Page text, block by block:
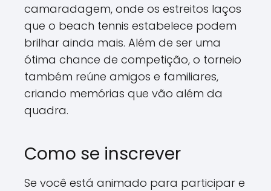
camaradagem, onde os estreitos laços
que o beach tennis estabelece podem
brilhar ainda mais. Além de ser uma
ótima chance de competição, o torneio
também reúne amigos e familiares,
criando memórias que vão além da
quadra.
Como se inscrever
Se você está animado para participar e